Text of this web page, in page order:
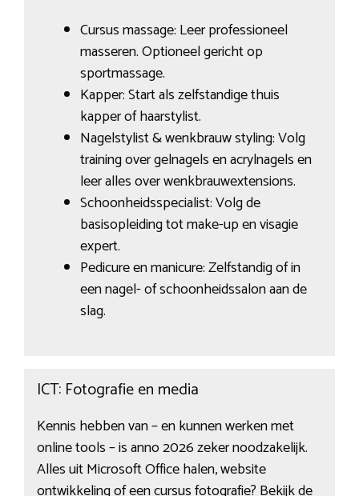
Cursus massage: Leer professioneel
masseren. Optioneel gericht op
sportmassage.
Kapper: Start als zelfstandige thuis
kapper of haarstylist.
Nagelstylist & wenkbrauw styling: Volg
training over gelnagels en acrylnagels en
leer alles over wenkbrauwextensions.
Schoonheidsspecialist: Volg de
basisopleiding tot make-up en visagie
expert.
Pedicure en manicure: Zelfstandig of in
een nagel- of schoonheidssalon aan de
slag.
ICT: Fotografie en media
Kennis hebben van – en kunnen werken met
online tools – is anno 2026 zeker noodzakelijk.
Alles uit Microsoft Office halen, website